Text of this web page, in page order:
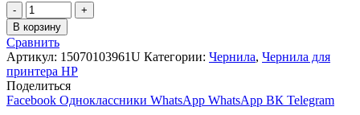
Количество
товара
Чернила
Hi-
Black
Универсальные
для
HP,
В корзину
Сравнить
Артикул: 15070103961U Категории: Чернила, Чернила для
принтера HP
Поделиться
Facebook Одноклассники WhatsApp WhatsApp ВК Telegram